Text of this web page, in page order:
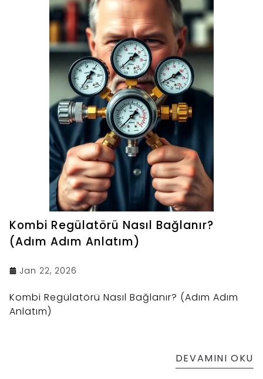
Kombi Regülatörü Nasıl Bağlanır?
(Adım Adım Anlatım)
Jan 22, 2026
Kombi Regülatörü Nasıl Bağlanır? (Adım Adım
Anlatım)
DEVAMINI OKU